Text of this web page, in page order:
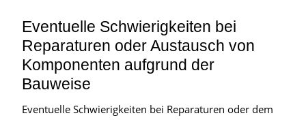
Eventuelle Schwierigkeiten bei
Reparaturen oder Austausch von
Komponenten aufgrund der
Bauweise
Eventuelle Schwierigkeiten bei Reparaturen oder dem